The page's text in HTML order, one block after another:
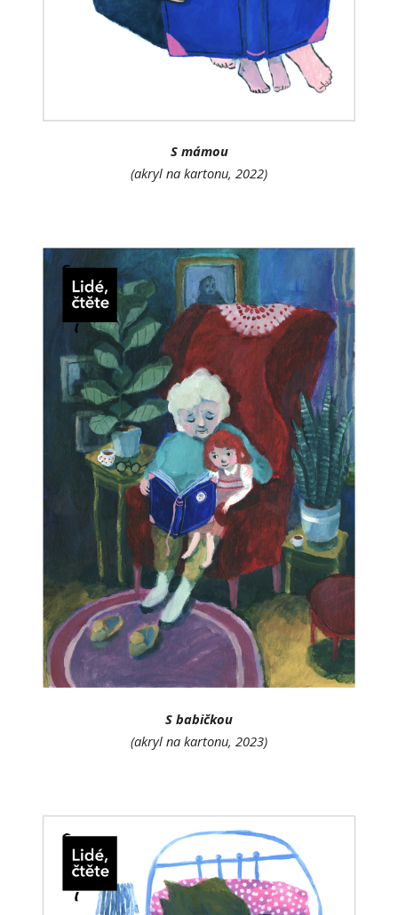
S mámou
(akryl na kartonu, 2022)
S babičkou
(akryl na kartonu, 2023)